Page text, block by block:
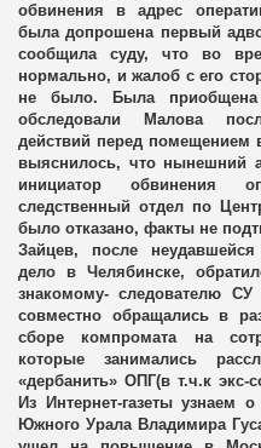
обвинения в адрес
была допрошена первый
сообщила суду, что во
нормально, и жалоб с его
не было. Была приобщена
обследовали Малова
действий перед помещением
выяснилось, что нынешний
инициатор обвинения
следственный отдел по
было отказано, факты не
Зайцев, после
дело в Челябинске,
знакомому- следователю
совместно обращались в
сборе компромата на
которые занимались
«дербанить» ОПГ(в т.ч.к экс-
Из Интернет-газеты узнаем
Южного Урала Владимира
граждан
авиакатастрофы
семейные конфликты